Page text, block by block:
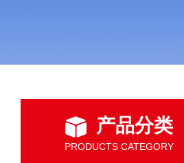
产品分类
PRODUCTS CATEGORY